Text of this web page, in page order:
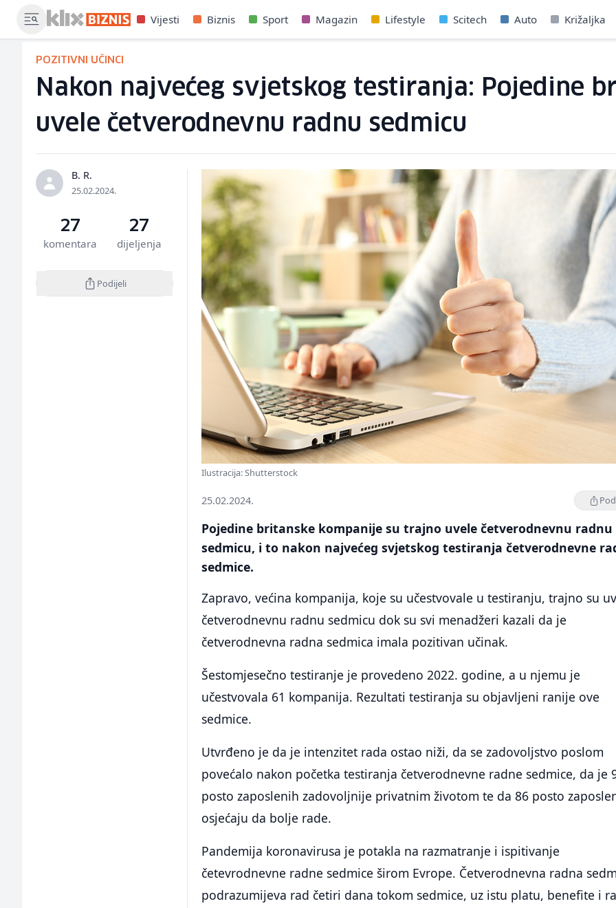
Vijesti Biznis Sport Magazin Lifestyle Scitech Auto Križaljka
POZITIVNI UČINCI
Nakon najvećeg svjetskog testiranja: Pojedine
uvele četverodnevnu radnu sedmicu
B. R.
25.02.2024.
27
komentara
27
dijeljenja
Podijeli
Ilustracija: Shutterstock
25.02.2024.
Pojedine britanske kompanije su trajno uvele četverodnevnu radnu
sedmicu, i to nakon najvećeg svjetskog testiranja četverodnevne
sedmice.
Zapravo, većina kompanija, koje su učestvovale u testiranju, trajno su
četverodnevnu radnu sedmicu dok su svi menadžeri kazali da je
četverodnevna radna sedmica imala pozitivan učinak.
Šestomjesečno testiranje je provedeno 2022. godine, a u njemu je
učestvovala 61 kompanija. Rezultati testiranja su objavljeni ranije ove
sedmice.
Utvrđeno je da je intenzitet rada ostao niži, da se zadovoljstvo poslom
povećalo nakon početka testiranja četverodnevne radne sedmice, da je
posto zaposlenih zadovoljnije privatnim životom te da 86 posto
osjećaju da bolje rade.
Pandemija koronavirusa je potakla na razmatranje i ispitivanje
četevrodnevne radne sedmice širom Evrope. Četverodnevna radna
podrazumijeva rad četiri dana tokom sedmice, uz istu platu, benefite i